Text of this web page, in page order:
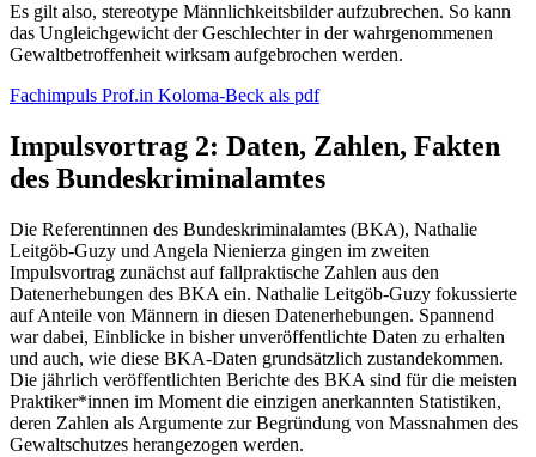
Es gilt also, stereotype Männlichkeitsbilder aufzubrechen. So kann
das Ungleichgewicht der Geschlechter in der wahrgenommenen
Gewaltbetroffenheit wirksam aufgebrochen werden.
Fachimpuls Prof.in Koloma-Beck als pdf
Impulsvortrag 2: Daten, Zahlen, Fakten
des Bundeskriminalamtes
Die Referentinnen des Bundeskriminalamtes (BKA), Nathalie
Leitgöb-Guzy und Angela Nienierza gingen im zweiten
Impulsvortrag zunächst auf fallpraktische Zahlen aus den
Datenerhebungen des BKA ein. Nathalie Leitgöb-Guzy fokussierte
auf Anteile von Männern in diesen Datenerhebungen. Spannend
war dabei, Einblicke in bisher unveröffentlichte Daten zu erhalten
und auch, wie diese BKA-Daten grundsätzlich zustandekommen.
Die jährlich veröffentlichten Berichte des BKA sind für die meisten
Praktiker*innen im Moment die einzigen anerkannten Statistiken,
deren Zahlen als Argumente zur Begründung von Massnahmen des
Gewaltschutzes herangezogen werden.